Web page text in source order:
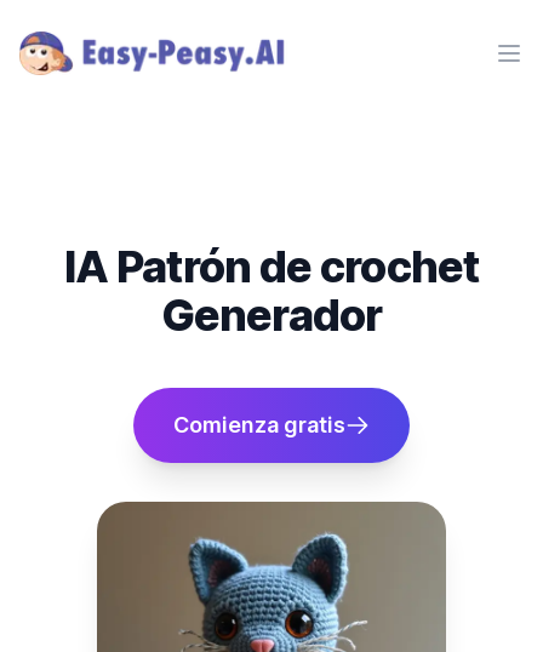
IA Patrón de crochet
Generador
Comienza gratis